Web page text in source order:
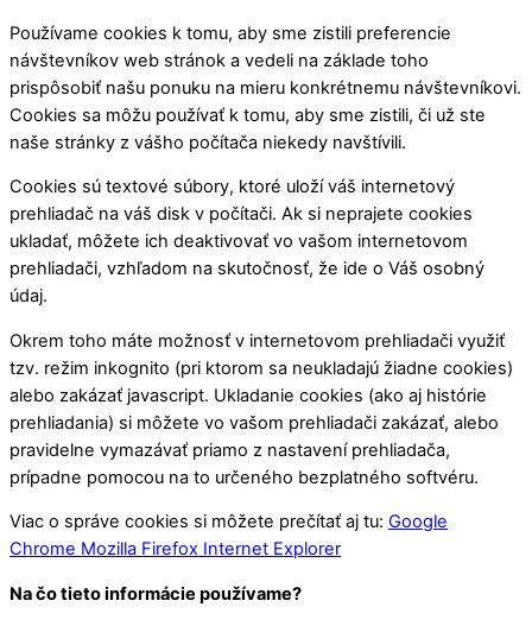
Používame cookies k tomu, aby sme zistili preferencie
návštevníkov web stránok a vedeli na základe toho
prispôsobiť našu ponuku na mieru konkrétnemu návštevníkovi.
Cookies sa môžu používať k tomu, aby sme zistili, či už ste
naše stránky z vášho počítača niekedy navštívili.
Cookies sú textové súbory, ktoré uloží váš internetový
prehliadač na váš disk v počítači. Ak si neprajete cookies
ukladať, môžete ich deaktivovať vo vašom internetovom
prehliadači, vzhľadom na skutočnosť, že ide o Váš osobný
údaj.
Okrem toho máte možnosť v internetovom prehliadači využiť
tzv. režim inkognito (pri ktorom sa neukladajú žiadne cookies)
alebo zakázať javascript. Ukladanie cookies (ako aj histórie
prehliadania) si môžete vo vašom prehliadači zakázať, alebo
pravidelne vymazávať priamo z nastavení prehliadača,
prípadne pomocou na to určeného bezplatného softvéru.
Viac o správe cookies si môžete prečítať aj tu: Google
Chrome Mozilla Firefox Internet Explorer
Na čo tieto informácie používame?